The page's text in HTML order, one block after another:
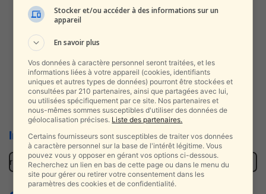
Nouveau | Toutes les vidéos en live
Infos Israel News en direct d’Israël
: le pays qui nous aime est devenu plus demandé que jamais
Stocker et/ou accéder à des informations sur un
appareil
En savoir plus
Vos données à caractère personnel seront traitées, et les
informations liées à votre appareil (cookies, identifiants
uniques et autres types de données) pourront être stockées et
consultées par 210 partenaires, ainsi que partagées avec lui,
ou utilisées spécifiquement par ce site. Nos partenaires et
nous-mêmes sommes susceptibles d'utiliser des données de
géolocalisation précises. Liste des partenaires.
Certains fournisseurs sont susceptibles de traiter vos données
à caractère personnel sur la base de l'intérêt légitime. Vous
pouvez vous y opposer en gérant vos options ci-dessous.
Recherchez un lien en bas de cette page ou dans le menu du
site pour gérer ou retirer votre consentement dans les
paramètres des cookies et de confidentialité.